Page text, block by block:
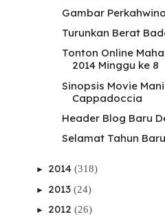
Gambar
Turunkan Berat
Tonton Online
2014 Minggu ke 8
Sinopsis Movie
Cappadoccia
Header Blog Baru
Selamat Tahun
► 2014 (318)
► 2013 (24)
► 2012 (26)